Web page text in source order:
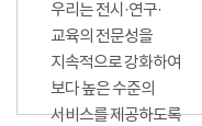
우리는 전시·연구·
교육의 전문성을
지속적으로 강화하여
보다 높은 수준의
서비스를 제공하도록